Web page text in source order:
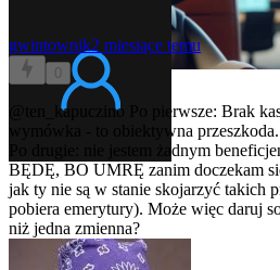
gwintownik2 miesiące temu
0
@ten_kapuczino
Po pierwsze: Brak
wymówka - to obiektywna przeszkoda.
Po drugie: nie jestem żadnym
BĘDĘ, BO UMRĘ zanim doczekam
jak ty nie są w stanie skojarzyć takich
pobiera emerytury). Może więc daruj
niż jedna zmienna?